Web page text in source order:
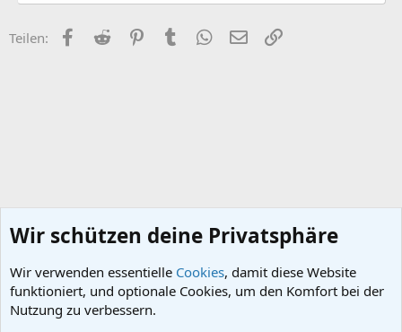
Teilen: Facebook
Reddit PinterestTumblr WhatsApp
E-Mail
Wir schützen deine Privatsphäre
Wir verwenden essentielle Cookies, damit diese Website
funktioniert, und optionale Cookies, um den Komfort bei der
Nutzung zu verbessern.